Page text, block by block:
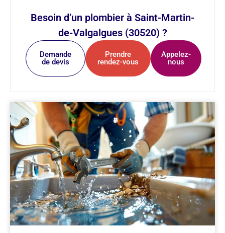
Besoin d’un plombier à Saint-Martin-
de-Valgalgues (30520) ?
Demande
de devis
Prendre
rendez-vous
Appelez-
nous